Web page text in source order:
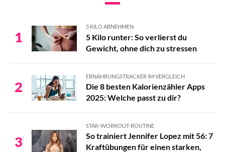
1
5 KILO ABNEHMEN
5 Kilo runter: So verlierst du
Gewicht, ohne dich zu stressen
2
ERNÄHRUNGSTRACKER IM VERGLEICH
Die 8 besten Kalorienzähler Apps
2025: Welche passt zu dir?
3
STAR-WORKOUT-ROUTINE
So trainiert Jennifer Lopez mit 56: 7
Kraftübungen für einen starken,